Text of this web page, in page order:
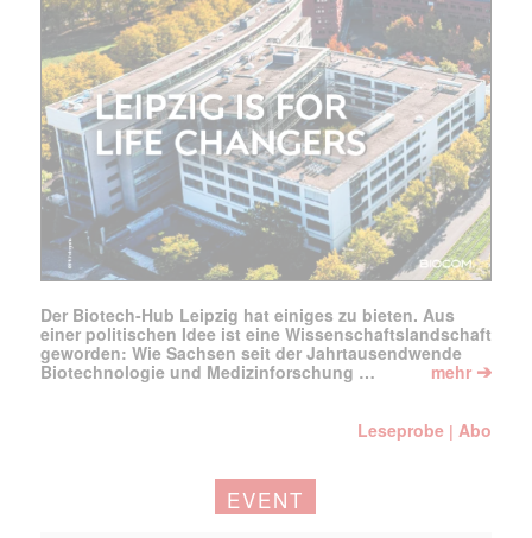
Der Biotech-Hub Leipzig hat einiges zu bieten. Aus
einer politischen Idee ist eine Wissenschaftslandschaft
geworden: Wie Sachsen seit der Jahrtausendwende
Biotechnologie und Medizinforschung …
mehr ➔
Leseprobe |Abo
EVENT